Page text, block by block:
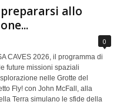
allo
0
CAVES 2026, il programma di
future missioni spaziali
nelle Grotte del
Fly! con John McFall, alla
Terra simulano le sfide della